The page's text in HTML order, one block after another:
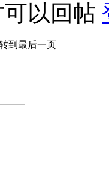
以回帖
到最后一页